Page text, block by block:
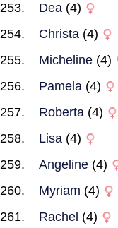
Dea (4)
Christa (4)
Micheline (4)
Pamela (4)
Roberta (4)
Lisa (4)
Angeline (4)
Myriam (4)
Rachel (4)